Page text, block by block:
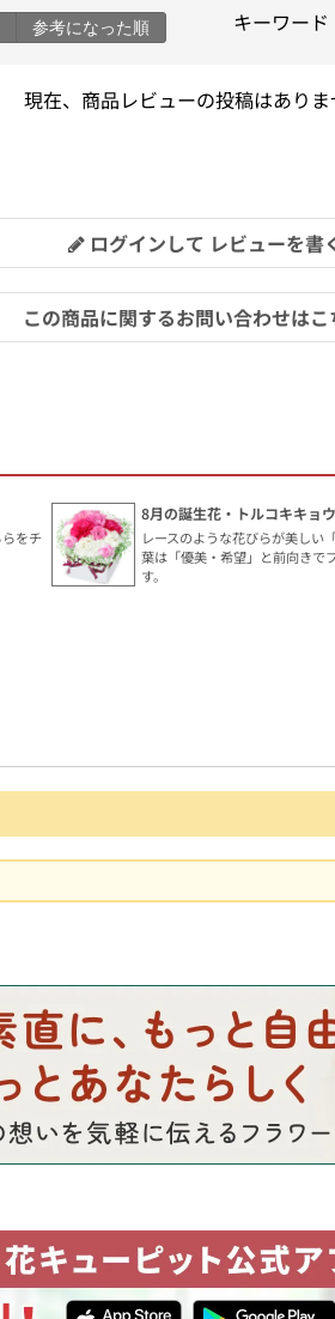
参考になった順 キーワード
現在、商品レビューの投稿はありま
ログインして レビューを書
この商品に関するお問い合わせはこ
をチ
8月の誕生花・トルコキキョウ
レースのような花びらが美しい
葉は「優美・希望」と前向きで
す。